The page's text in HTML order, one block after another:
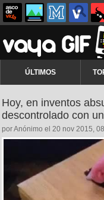
ÚLTIMOS
Hoy, en inventos
descontrolado con
por Anónimo el 20 nov 2015,